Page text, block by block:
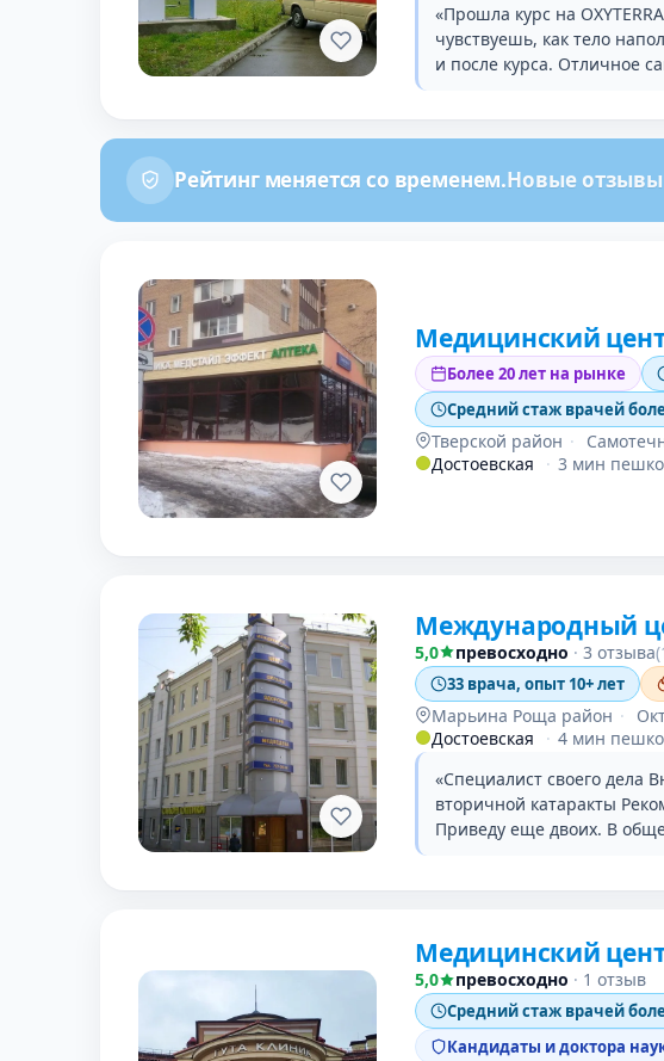
«Прошла курс на
чувствуешь, как тело
и после курса. Отличное
Рейтинг меняется со временем.Новые
Медицинский
Более 20 лет на рынке
Средний стаж врачей
Тверской район ·
Достоевская
· 3 мин
Международный
5,0 превосходно · 3 отзыва
33 врача, опыт 10+ лет
Марьина Роща район ·
Достоевская
· 4 мин
«Специалист своего дела
вторичной катаракты
Приведу еще двоих. В
Медицинский
5,0 превосходно · 1 отзыв
Средний стаж врачей
Кандидаты и доктора